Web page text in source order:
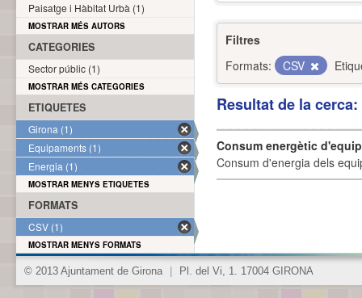
Filtres
Formats:
CSV
Resultat de la
Consum energètic
Consum d'energia dels
Paisatge i Hàbitat Urbà (1)
MOSTRAR MÉS AUTORS
CATEGORIES
Sector públic (1)
MOSTRAR MÉS CATEGORIES
ETIQUETES
Girona (1)
Equipaments (1)
Energia (1)
MOSTRAR MENYS ETIQUETES
FORMATS
CSV (1)
MOSTRAR MENYS FORMATS
© 2013 Ajuntament de Girona Pl. del Vi, 1. 17004 GIRONA